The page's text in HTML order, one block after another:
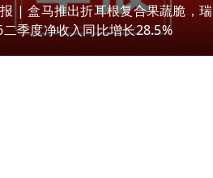
| 盒马推出折耳根复合果蔬脆，瑞
季度净收入同比增长28.5%